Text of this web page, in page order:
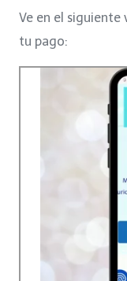
was:
$169.$24.
Ve en el siguiente
tu pago: